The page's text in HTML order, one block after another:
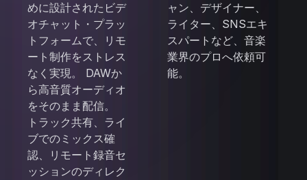
めに設計されたビデ
オチャット・プラッ
トフォームで、リモ
ート制作をストレス
なく実現。 DAWか
ら高音質オーディオ
をそのまま配信。
トラック共有、ライ
ブでのミックス確
認、リモート録音セ
ッションのディレク
ャン、デザイナー、
ライター、SNSエキ
スパートなど、音楽
業界のプロへ依頼可
能。